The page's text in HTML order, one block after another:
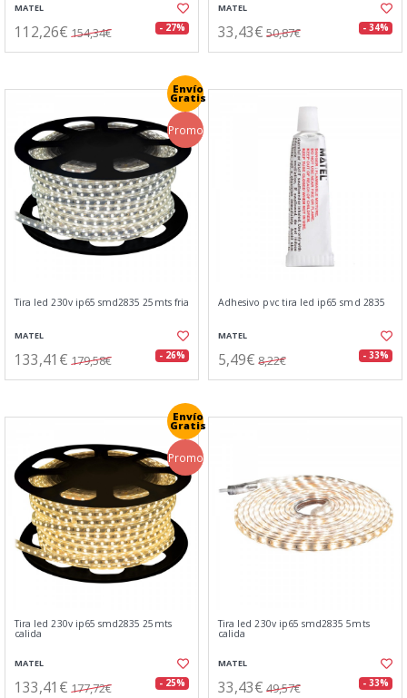
MATEL
112,26€ 154,34€ - 27%
MATEL
33,43€ 50,87€ - 34%
Envío
Gratis
Promo
Tira led 230v ip65 smd2835 25mts fria
MATEL
133,41€ 179,58€ - 26%
Adhesivo pvc tira led ip65 smd 2835
MATEL
5,49€ 8,22€ - 33%
Envío
Gratis
Promo
Tira led 230v ip65 smd2835 25mts
calida
MATEL
133,41€ 177,72€ - 25%
Tira led 230v ip65 smd2835 5mts
calida
MATEL
33,43€ 49,57€ - 33%